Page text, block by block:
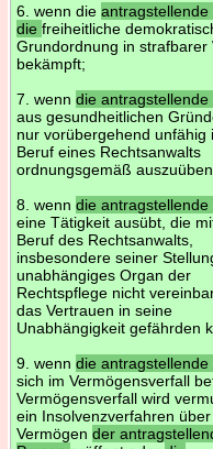
6. wenn dieantragstellende
diefreiheitliche
Grundordnung in strafbarer
bekämpft;
7. wenndie antragstellende
aus gesundheitlichen
nur vorübergehend unfähig
Beruf eines Rechtsanwalts
ordnungsgemäß
8. wenndie antragstellende
eine Tätigkeit ausübt, die
Beruf des Rechtsanwalts,
insbesondere seiner
unabhängiges Organ der
Rechtspflege nicht
das Vertrauen in seine
Unabhängigkeit gefährden
9. wenndie antragstellende
sich im Vermögensverfall
Vermögensverfall wird
ein Insolvenzverfahren
Vermögender